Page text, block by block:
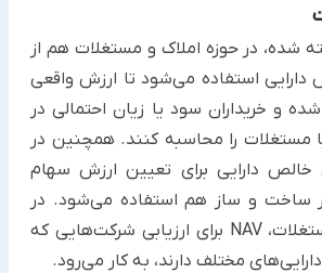
شده، در حوزه املاک و مستغلات هم از
استفاده می‌شود تا ارزش واقعی
خریداران سود یا زیان احتمالی در
مستغلات را محاسبه کنند. همچنین در
خالص دارایی برای تعیین ارزش سهام
ساخت و ساز هم استفاده می‌شود. در
صنعت املاک و مستغلات، NAV برای ارزیابی شرکت‌هایی که
مختلف دارند، به کار می‌رود.